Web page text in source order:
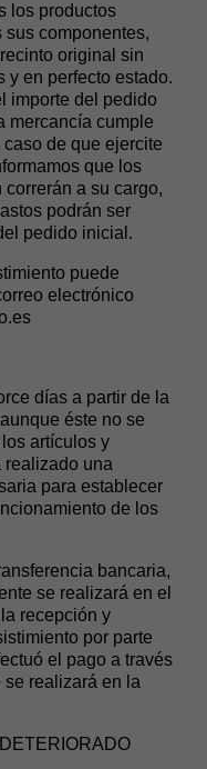
los productos
sus componentes,
original sin
y en perfecto estado.
importe del pedido
mercancía cumple
de que ejercite
que los
a su cargo,
podrán ser
pedido inicial.
puede
electrónico
días a partir de la
éste no se
artículos y
realizado una
para establecer
de los
bancaria,
se realizará en el
recepción y
por parte
el pago a través
realizará en la